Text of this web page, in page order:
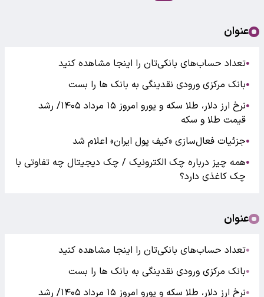
عنوان
●تعداد حساب‌های بانکی‌تان را اینجا مشاهده کنید
●بانک مرکزی ورودی نقدینگی به بانک ها را بست
●
نرخ ارز دلار، طلا سکه و یورو امروز ۱۵ مرداد ۱۴۰۵/ رشد
قیمت طلا و سکه
●جزئیات فعال‌سازی «کیف پول ایران» اعلام شد
●همه چیز درباره چک الکترونیک / چک دیجیتال چه تفاوتی با
چک کاغذی دارد؟
عنوان
●تعداد حساب‌های بانکی‌تان را اینجا مشاهده کنید
●بانک مرکزی ورودی نقدینگی به بانک ها را بست
●
نرخ ارز دلار، طلا سکه و یورو امروز ۱۵ مرداد ۱۴۰۵/ رشد